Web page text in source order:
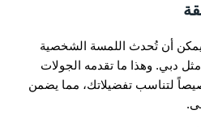
أن تُحدث اللمسة الشخصية
دبي. وهذا ما تقدمه الجولات
لتناسب تفضيلاتك، مما يضمن